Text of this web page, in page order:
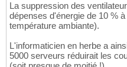
La suppression des
dépenses d'énergie de 10 %
température ambiante).
L'informaticien en herbe a
5000 serveurs réduirait les